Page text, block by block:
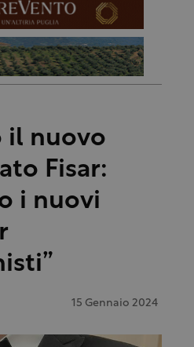
il nuovo
Fisar:
i nuovi
15 Gennaio 2024